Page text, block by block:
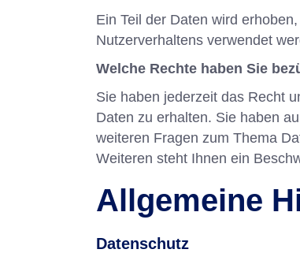
Ein Teil der Daten wird
Nutzerverhaltens verwendet
Welche Rechte haben Sie
Sie haben jederzeit das Recht
Daten zu erhalten. Sie haben
weiteren Fragen zum Thema
Weiteren steht Ihnen ein
Allgemeine
Datenschutz